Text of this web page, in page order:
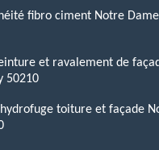
fibro ciment Notre
et ravalement de
50210
toiture et façade